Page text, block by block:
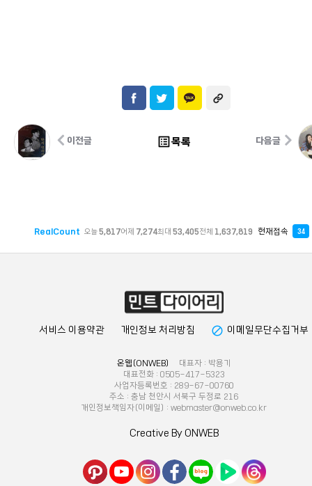
이전글 list_alt 목록 다음글
RealCount 오늘5,817어제 7,274최대 53,405전체 1,637,819 현재접속 34
서비스 이용약관 개인정보 처리방침 block 이메일무단수집거부
온웹(ONWEB)
대표자 : 박용기
대표전화 : 0505-417-5323
사업자등록번호 : 289-67-00760
주소 : 충남 천안시 서북구 두정로 216
개인정보책임자(이메일) : webmaster@onweb.co.kr
Creative By ONWEB